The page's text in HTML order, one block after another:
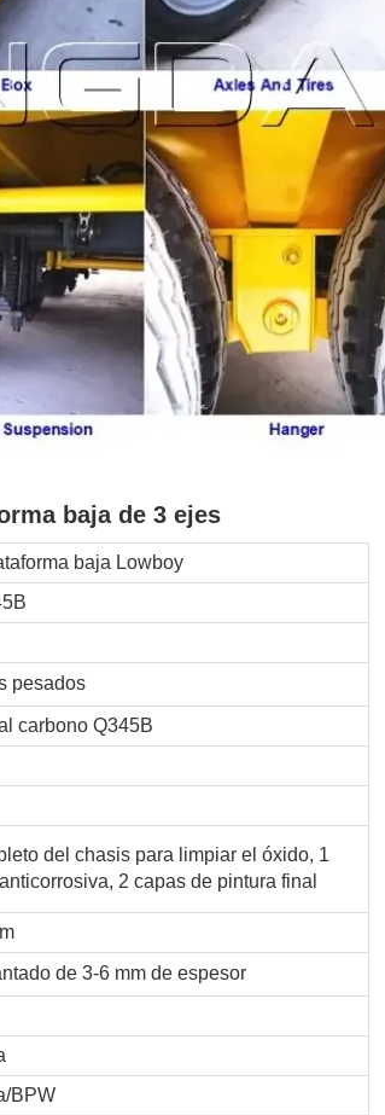
baja de 3 ejes
baja Lowboy
pesados
carbono Q345B
del chasis para limpiar el óxido, 1
2 capas de pintura final
de 3-6 mm de espesor
BPW